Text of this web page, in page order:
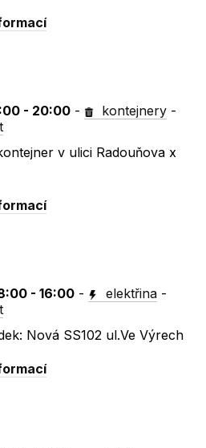
- 20:00 - kontejnery -
v ulici Radouňova x
- 16:00 - elektřina -
Nová SS102 ul.Ve Výrech